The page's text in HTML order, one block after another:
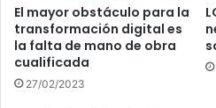
El mayor obstáculo para la
transformación digital es
la falta de mano de obra
cualificada
27/02/2023